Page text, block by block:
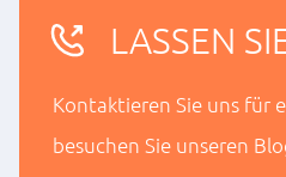
LASSEN
Kontaktieren Sie uns für
besuchen Sie unseren